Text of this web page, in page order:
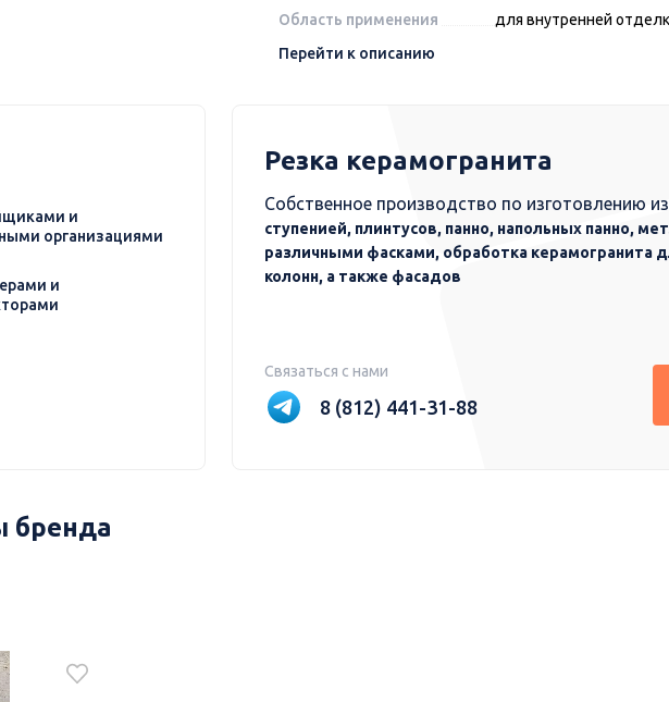
Область применения
для внутренней
Перейти к описанию
и
организациями
и
Резка керамогранита
Собственное производство по изготовлению
ступенией, плинтусов, панно, напольных панно,
различными фасками, обработка керамогранита
колонн, а также фасадов
Связаться с нами
8 (812) 441-31-88
бренда